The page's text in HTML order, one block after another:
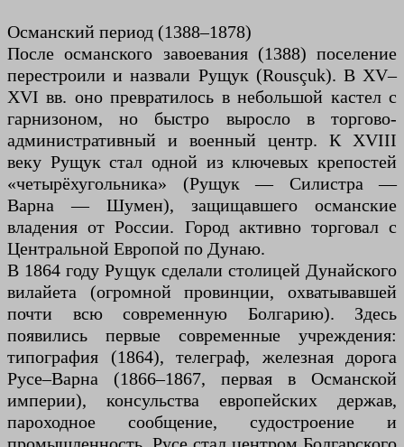
Османский период (1388–1878)
После османского завоевания (1388) поселение
перестроили и назвали Рущук (Rousçuk). В XV–
XVI вв. оно превратилось в небольшой кастел с
гарнизоном, но быстро выросло в торгово-
административный и военный центр. К XVIII
веку Рущук стал одной из ключевых крепостей
«четырёхугольника» (Рущук — Силистра —
Варна — Шумен), защищавшего османские
владения от России. Город активно торговал с
Центральной Европой по Дунаю.
В 1864 году Рущук сделали столицей Дунайского
вилайета (огромной провинции, охватывавшей
почти всю современную Болгарию). Здесь
появились первые современные учреждения:
типография (1864), телеграф, железная дорога
Русе–Варна (1866–1867, первая в Османской
империи), консульства европейских держав,
пароходное сообщение, судостроение и